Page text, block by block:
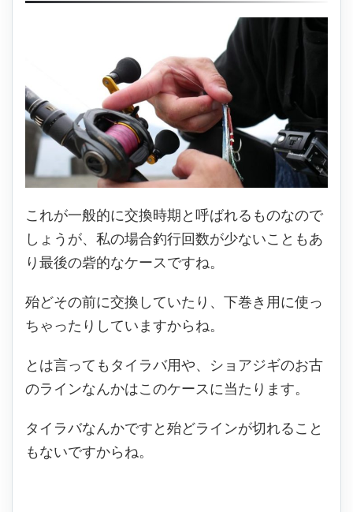
これが一般的に交換時期と呼ばれるものなので
しょうが、私の場合釣行回数が少ないこともあ
り最後の砦的なケースですね。
殆どその前に交換していたり、下巻き用に使っ
ちゃったりしていますからね。
とは言ってもタイラバ用や、ショアジギのお古
のラインなんかはこのケースに当たります。
タイラバなんかですと殆どラインが切れること
もないですからね。